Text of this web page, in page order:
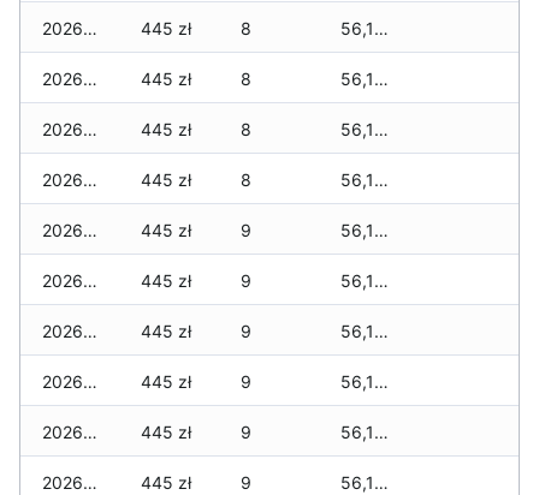
2026-07-12 445 zł 8 56,190 zł
2026-07-11 445 zł 8 56,190 zł
2026-07-10 445 zł 8 56,190 zł
2026-07-09 445 zł 8 56,190 zł
2026-07-08 445 zł 9 56,190 zł
2026-07-07 445 zł 9 56,190 zł
2026-07-06 445 zł 9 56,190 zł
2026-07-05 445 zł 9 56,190 zł
2026-07-04 445 zł 9 56,190 zł
2026-07-03 445 zł 9 56,190 zł